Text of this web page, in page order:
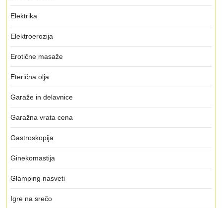
Elektrika
Elektroerozija
Erotične masaže
Eterična olja
Garaže in delavnice
Garažna vrata cena
Gastroskopija
Ginekomastija
Glamping nasveti
Igre na srečo